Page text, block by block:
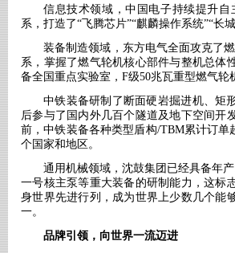
信息技术领域，中国电子持续提升
系，打造了“飞腾芯片”“麒麟操作系统”“长
装备制造领域，东方电气全面攻克了
系，掌握了燃气轮机核心部件与整机总体
备全国重点实验室，F级50兆瓦重型燃气轮
中铁装备研制了断面硬岩掘进机、矩
后参与了国内外几百个隧道及地下空间开
前，中铁装备各种类型盾构/TBM累计订单
个国家和地区。
通用机械领域，沈鼓集团已经具备年产
一号核主泵等重大装备的研制能力，这标
身世界先进行列，成为世界上少数几个能
一。
品牌引领，向世界一流迈进